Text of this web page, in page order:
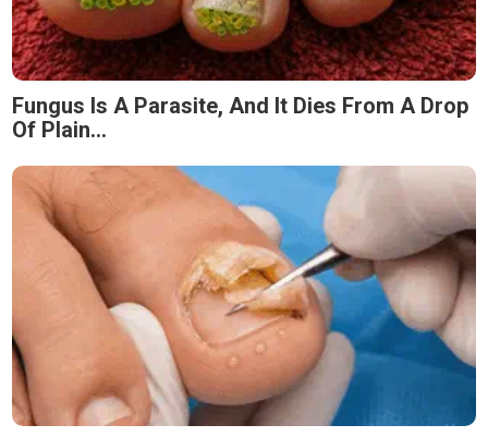
Fungus Is A Parasite, And It Dies From A Drop
Of Plain...